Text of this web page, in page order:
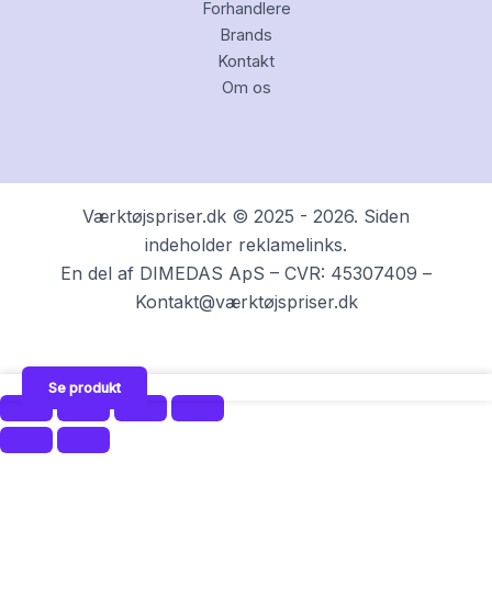
Forhandlere
Brands
Kontakt
Om os
Værktøjspriser.dk © 2025 - 2026. Siden
indeholder reklamelinks.
En del af DIMEDAS ApS – CVR: 45307409 –
Kontakt@værktøjspriser.dk
Se produkt